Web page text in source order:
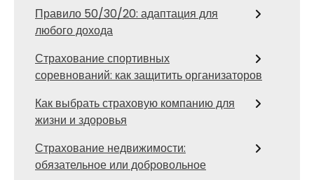
Правило 50/30/20: адаптация для
любого дохода
Страхование спортивных
соревнований: как защитить организаторов
Как выбрать страховую компанию для
жизни и здоровья
Страхование недвижимости:
обязательное или добровольное